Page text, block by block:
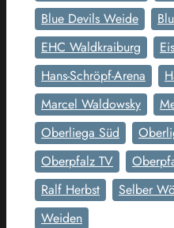
Blue Devils Weide
EHC Waldkraiburg
Hans-Schröpf-Arena
Marcel Waldowsky
Oberliega Süd
Oberpfalz TV
Ralf Herbst
Selber
Weiden